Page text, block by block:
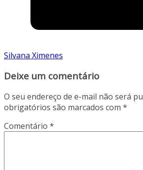
Silvana Ximenes
Deixe um comentário
O seu endereço de e-mail não será
obrigatórios são marcados com *
Comentário *